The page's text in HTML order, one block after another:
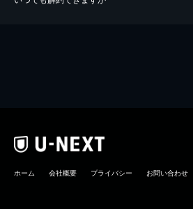
ホーム 会社概要 プライバシー お問い合わせ